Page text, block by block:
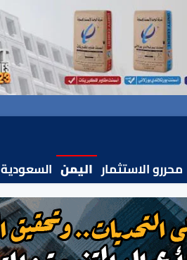
محررو الاستثمار اليمن السعودية